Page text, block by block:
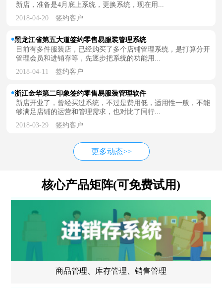
新店，准备是4月底上系统，更换系统，现在用...
2018-04-20 签约客户
黑龙江省第五大道签约零售易服装管理系统
目前有多件服装店，已经购买了多个店铺管理系统，是打算分开
管理会员和进销存等，先逐步把系统的功能用...
2018-04-11 签约客户
浙江金华第二印象签约零售易服装管理软件
新店开业了，曾经买过系统，不过是费用低，适用性一般，不能
够满足店铺的运营和管理需求，也对比了同行...
2018-03-29 签约客户
更多动态>>
核心产品矩阵(可免费试用)
商品管理、库存管理、销售管理